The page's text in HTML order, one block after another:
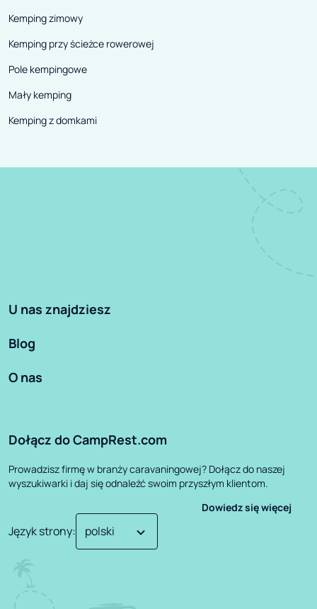
Kemping zimowy
Kemping przy ścieżce rowerowej
Pole kempingowe
Mały kemping
Kemping z domkami
U nas znajdziesz
Blog
O nas
Dołącz do CampRest.com
Prowadzisz firmę w branży caravaningowej? Dołącz do naszej
wyszukiwarki i daj się odnaleźć swoim przyszłym klientom.
Dowiedz się więcej
Język strony: